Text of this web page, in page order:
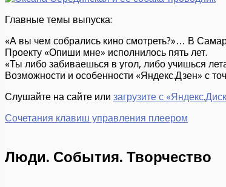
Главные темы выпуска:
«А вы чем собрались кино смотреть?»… В
Проекту «Опиши мне» исполнилось пять лет.
«Ты либо забиваешься в угол, либо учишься
Возможности и особенности «Яндекс.Дзен» с
Слушайте на сайте или загрузите с
Сочетания клавиш управления плеером
Люди. События. Творчество